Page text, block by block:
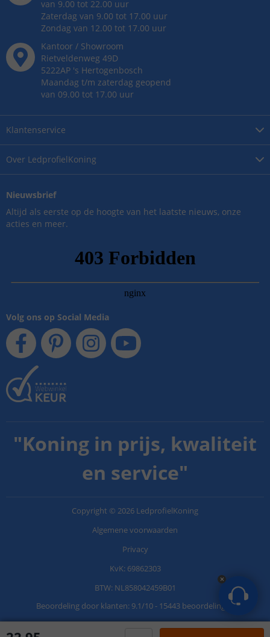
Over LedprofielKoning
Klantenservice
van 9.00 tot 22.00 uur
Zaterdag van 9.00 tot 17.00 uur
Zondag van 12.00 tot 17.00 uur
Kantoor / Showroom
Rietveldenweg 49D
5222AP 's Hertogenbosch
Maandag t/m zaterdag geopend
van 09.00 tot 17.00 uur
Nieuwsbrief
Altijd als eerste op de hoogte van het laatste nieuws, onze
acties en meer.
Volg ons op Social Media
"Koning in prijs, kwaliteit
en service"
Copyright © 2026 LedprofielKoning
Algemene voorwaarden
Privacy
KvK: 69862303
BTW: NL858042459B01
Beoordeling door klanten: 9.1/10- 15443 beoordelingen